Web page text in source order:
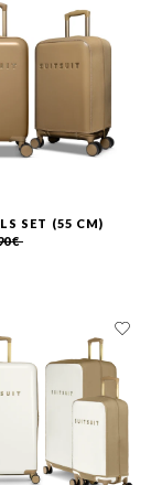
SET (55 CM)
€